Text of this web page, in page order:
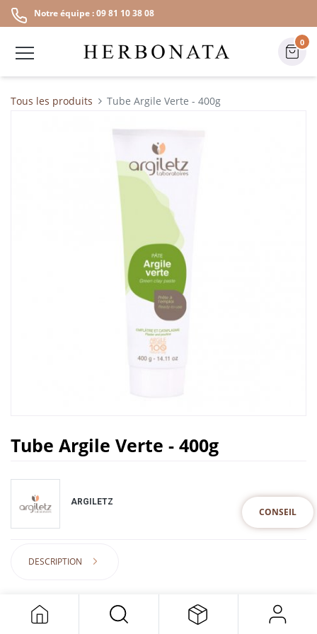
Notre équipe : 09 81 10 38 08
0
CONSEIL
Tous les produits Tube Argile Verte - 400g
Tube Argile Verte - 400g
ARGILETZ
DESCRIPTION
9,20€